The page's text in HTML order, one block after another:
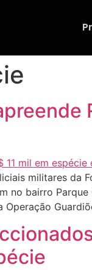
militares da
no bairro
Operação